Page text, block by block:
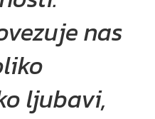
nas
ljubavi,